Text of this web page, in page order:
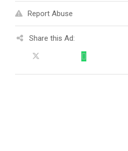
Report Abuse
Share this Ad: